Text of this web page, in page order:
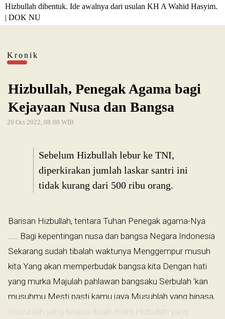
Hizbullah dibentuk. Ide awalnya dari usulan KH A Wahid Hasyim.
| DOK NU
Kronik
Hizbullah, Penegak Agama bagi
Kejayaan Nusa dan Bangsa
20 Oct 2022, 08:00 WIB
Sebelum Hizbullah lebur ke TNI,
diperkirakan jumlah laskar santri ini
tidak kurang dari 500 ribu orang.
Barisan Hizbullah, tentara Tuhan Penegak agama-Nya
..... Bagi kepentingan nusa dan bangsa Negara Indonesia
Sekarang sudah tibalah waktunya Menggempur musuh
kita Yang akan memperbudak bangsa kita Dengan hati
yang murka Majulah pahlawan bangsaku Serbulah 'kan
musuhmu Mesti pasti kamu jaya Musuhlah yang binasa,
musuhlah yang binasa Itulah mars Hizbullah yang